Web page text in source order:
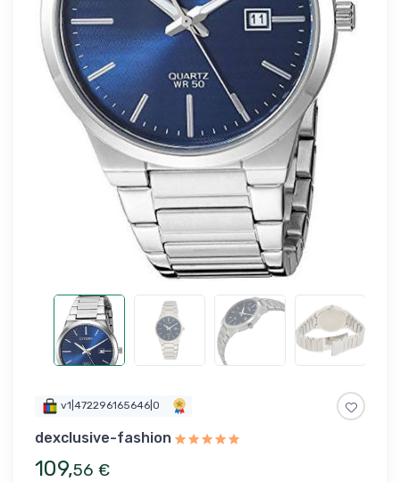
v1|472296165646|0
dexclusive-fashion
109,56 €